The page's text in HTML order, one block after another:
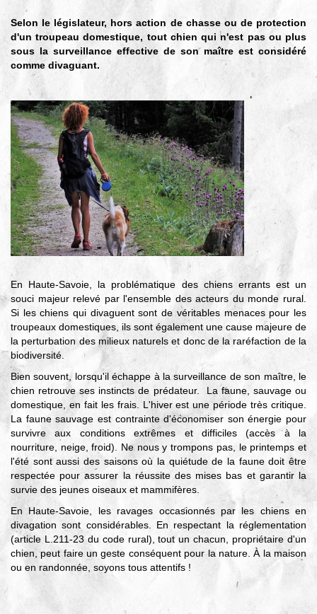
Agir
pour l’environnement
Je veux devenir chasseur
▼
Je suis chasseur
Je valide mon permis
Selon le législateur, hors action de chasse ou de protection
d'un troupeau domestique, tout chien quin'est pas ou plus
sous la surveillance effective de son maître est considéré
comme divaguant.
En Haute-Savoie, la problématique des chiens errants est un
souci majeur relevé par l'ensemble des acteurs du monde rural.
Si les chiens qui divaguent sont de véritables menaces pour les
troupeaux domestiques, ils sont également une cause majeure de
la perturbation des milieux naturels et donc de la raréfaction de la
biodiversité.
Bien souvent, lorsqu'il échappe à la surveillance de son maître, le
chien retrouve ses instincts de prédateur. La faune, sauvage ou
domestique, en fait les frais. L'hiver est une période très critique.
La faune sauvage est contrainte d'économiser son énergie pour
survivre aux conditions extrêmes et difficiles (accès à la
nourriture, neige, froid). Ne nous y trompons pas, le printemps et
l'été sont aussi des saisons où la quiétude de la faune doit être
respectée pour assurer la réussite des mises bas et garantir la
survie des jeunes oiseaux et mammifères.
En Haute-Savoie, les ravages occasionnés par les chiens en
divagation sont considérables. En respectant la réglementation
(article L.211-23 du code rural), tout un chacun, propriétaire d'un
chien, peut faire un geste conséquent pour la nature. À la maison
ou en randonnée, soyons tous attentifs !